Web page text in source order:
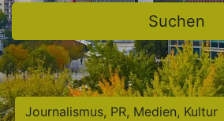
Suchen
Journalismus, PR, Medien, Kultur